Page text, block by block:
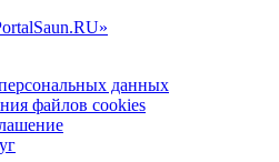
данных
файлов cookies